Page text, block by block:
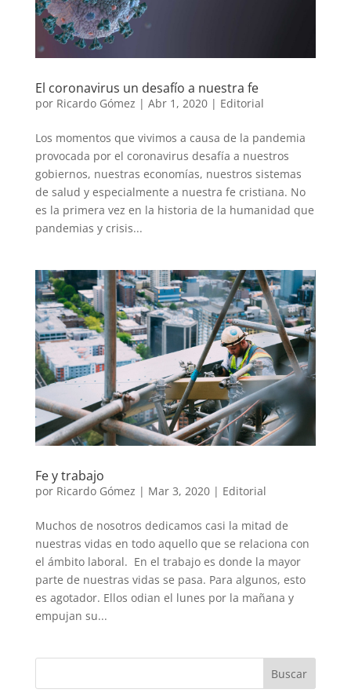
El coronavirus un desafío a nuestra fe
por Ricardo Gómez | Abr 1, 2020| Editorial
Los momentos que vivimos a causa de la pandemia
provocada por el coronavirus desafía a nuestros
gobiernos, nuestras economías, nuestros sistemas
de salud y especialmente a nuestra fe cristiana. No
es la primera vez en la historia de la humanidad que
pandemias y crisis...
Fe y trabajo
por Ricardo Gómez | Mar 3, 2020| Editorial
Muchos de nosotros dedicamos casi la mitad de
nuestras vidas en todo aquello que se relaciona con
el ámbito laboral. En el trabajo es donde la mayor
parte de nuestras vidas se pasa. Para algunos, esto
es agotador. Ellos odian el lunes por la mañana y
empujan su...